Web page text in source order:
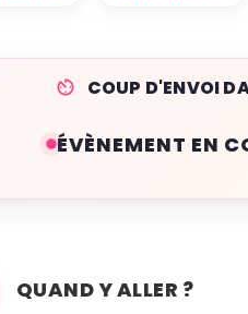
COUP D'ENVOI
ÉVÈNEMENT EN
QUAND Y ALLER ?